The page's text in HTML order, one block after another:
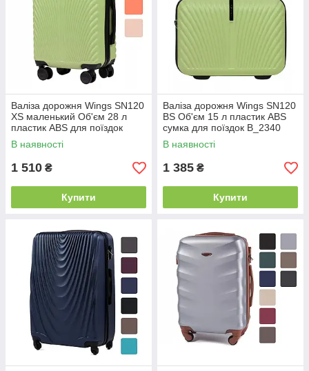
Валіза дорожня Wings SN120
XS маленький Об'єм 28 л
пластик ABS для поїздок
B_2340
В наявності
1 510 ₴
Купити
Валіза дорожня Wings SN120
BS Об'єм 15 л пластик ABS
сумка для поїздок B_2340
В наявності
1 385 ₴
Купити